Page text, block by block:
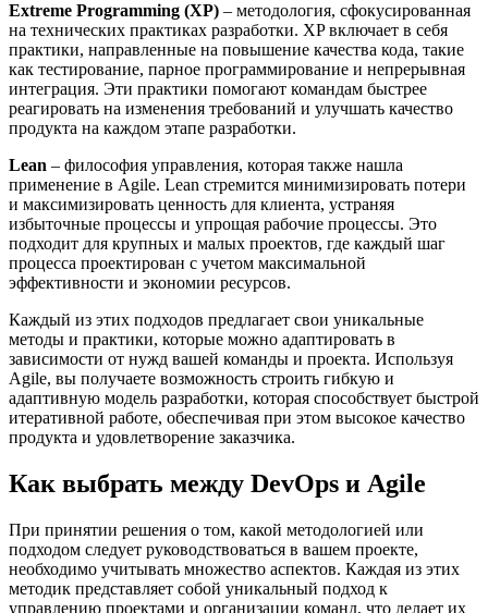
Extreme Programming (XP) – методология, сфокусированная
на технических практиках разработки. XP включает в себя
практики, направленные на повышение качества кода, такие
как тестирование, парное программирование и непрерывная
интеграция. Эти практики помогают командам быстрее
реагировать на изменения требований и улучшать качество
продукта на каждом этапе разработки.
Lean – философия управления, которая также нашла
применение в Agile. Lean стремится минимизировать потери
и максимизировать ценность для клиента, устраняя
избыточные процессы и упрощая рабочие процессы. Это
подходит для крупных и малых проектов, где каждый шаг
процесса проектирован с учетом максимальной
эффективности и экономии ресурсов.
Каждый из этих подходов предлагает свои уникальные
методы и практики, которые можно адаптировать в
зависимости от нужд вашей команды и проекта. Используя
Agile, вы получаете возможность строить гибкую и
адаптивную модель разработки, которая способствует быстрой
итеративной работе, обеспечивая при этом высокое качество
продукта и удовлетворение заказчика.
Как выбрать между DevOps и Agile
При принятии решения о том, какой методологией или
подходом следует руководствоваться в вашем проекте,
необходимо учитывать множество аспектов. Каждая из этих
методик представляет собой уникальный подход к
управлению проектами и организации команд, что делает их